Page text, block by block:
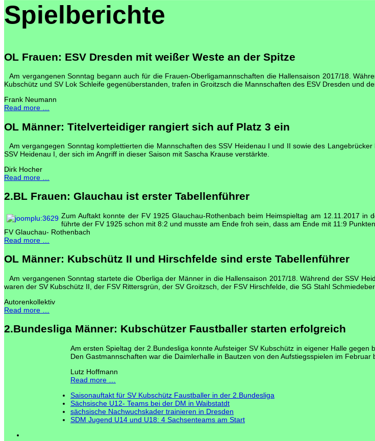
Spielberichte
OL Frauen: ESV Dresden mit weißer Weste an der Spitze
Am vergangenen Sonntag begann auch für die Frauen-Oberligamannschaften die Hallensaison 2017/18.
Kubschütz und SV Lok Schleife gegenüberstanden, trafen in Groitzsch die Mannschaften des ESV Dresden und
Frank Neumann
Read more …
OL Männer: Titelverteidiger rangiert sich auf Platz 3 ein
Am vergangegen Sonntag komplettierten die Mannschaften des SSV Heidenau I und II sowie des
SSV Heidenau I, der sich im Angriff in dieser Saison mit Sascha Krause verstärkte.
Dirk Hocher
Read more …
2.BL Frauen: Glauchau ist erster Tabellenführer
Zum Auftakt konnte der FV 1925 Glauchau-Rothenbach beim Heimspieltag am 12.11.2017
führte der FV 1925 schon mit 8:2 und musste am Ende froh sein, dass am Ende mit 11:9
FV Glauchau- Rothenbach
Read more …
OL Männer: Kubschütz II und Hirschfelde sind erste Tabellenführer
Am vergangenen Sonntag startete die Oberliga der Männer in die Hallensaison 2017/18. Während der SSV
waren der SV Kubschütz II, der FSV Rittersgrün, der SV Groitzsch, der FSV Hirschfelde, die SG Stahl
Autorenkollektiv
Read more …
2.Bundesliga Männer: Kubschützer Faustballer starten erfolgreich
Am ersten Spieltag der 2.Bundesliga konnte Aufsteiger SV Kubschütz in eigener Halle
Den Gastmannschaften war die Daimlerhalle in Bautzen von den Aufstiegsspielen im Februar
Lutz Hoffmann
Read more …
Saisonauftakt für SV Kubschütz Faustballer in der 2.Bundesliga
Sächsische U12- Teams bei der DM in Waibstatdt
sächsische Nachwuchskader trainieren in Dresden
SDM Jugend U14 und U18: 4 Sachsenteams am Start